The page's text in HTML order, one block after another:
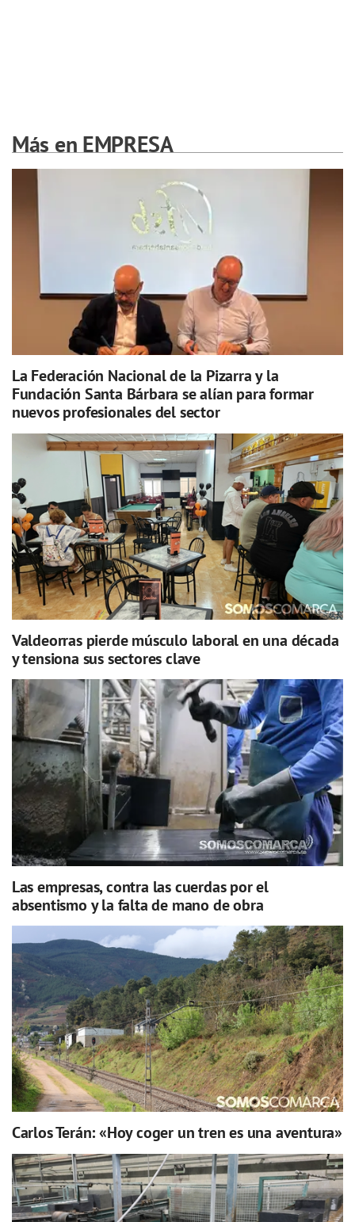
Más en EMPRESA
La Federación Nacional de la Pizarra y la
Fundación Santa Bárbara se alían para formar
nuevos profesionales del sector
Valdeorras pierde músculo laboral en una década
y tensiona sus sectores clave
Las empresas, contra las cuerdas por el
absentismo y la falta de mano de obra
Carlos Terán: «Hoy coger un tren es una aventura»